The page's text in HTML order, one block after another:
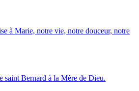
à Marie, notre vie, notre douceur, notre
saint Bernard à la Mère de Dieu.